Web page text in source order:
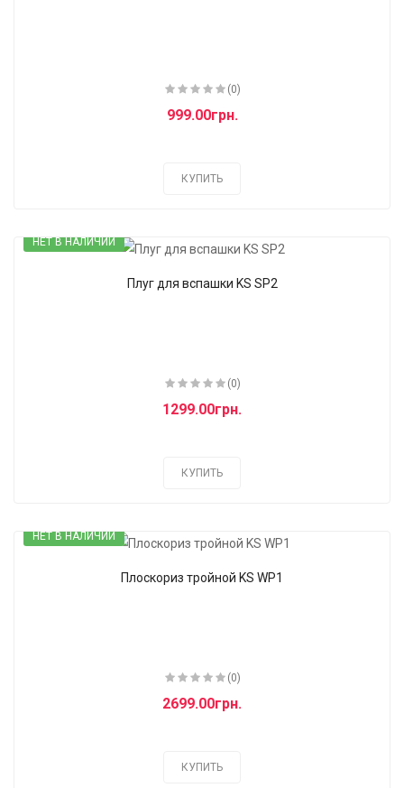
(0)
999.00грн.
КУПИТЬ
НЕТ В НАЛИЧИИ
Плуг для вспашки KS SP2
(0)
1299.00грн.
КУПИТЬ
НЕТ В НАЛИЧИИ
Плоскориз тройной KS WP1
(0)
2699.00грн.
КУПИТЬ